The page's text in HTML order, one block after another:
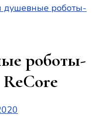
душевные роботы-
роботы-